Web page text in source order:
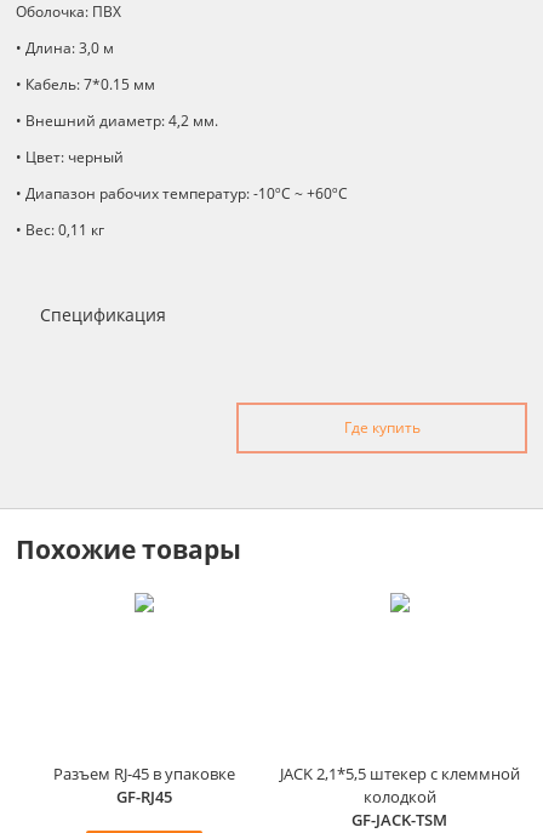
Оболочка: ПВХ
• Длина: 3,0 м
• Кабель: 7*0.15 мм
• Внешний диаметр: 4,2 мм.
• Цвет: черный
• Диапазон рабочих температур: -10ºС ~ +60ºС
• Вес: 0,11 кг
Спецификация
Где купить
Похожие товары
Разъем RJ-45 в упаковке
GF-RJ45
JACK 2,1*5,5 штекер с клеммной
колодкой
GF-JACK-TSM